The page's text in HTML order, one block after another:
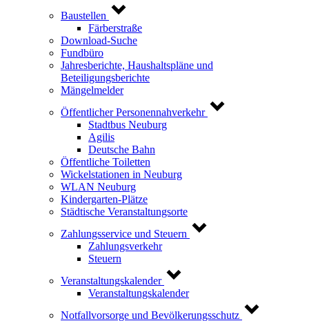
Baustellen
Färberstraße
Download-Suche
Fundbüro
Jahresberichte, Haushaltspläne und
Beteiligungsberichte
Mängelmelder
Öffentlicher Personennahverkehr
Stadtbus Neuburg
Agilis
Deutsche Bahn
Öffentliche Toiletten
Wickelstationen in Neuburg
WLAN Neuburg
Kindergarten-Plätze
Städtische Veranstaltungsorte
Zahlungsservice und Steuern
Zahlungsverkehr
Steuern
Veranstaltungskalender
Veranstaltungskalender
Notfallvorsorge und Bevölkerungsschutz